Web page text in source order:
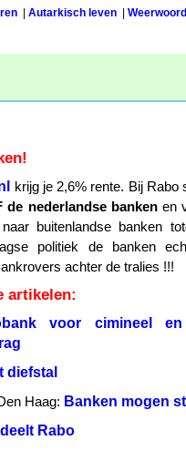
Autarkisch leven Weerwoord
krijg je 2,6% rente. Bij Rabo
de nederlandse bankenen
buitenlandse banken
politiek de banken
achter de tralies !!!
artikelen:
voor cimineel
diefstal
Haag: Banken mogen
Rabo